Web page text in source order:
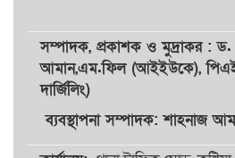
সম্পাদক, প্রকাশকওমুদ্রাকর: ড.
আমান,এম.ফিল (আইইউকে),
দার্জিলিং)
ব্যবস্থাপনা সম্পাদক: শাহনাজ